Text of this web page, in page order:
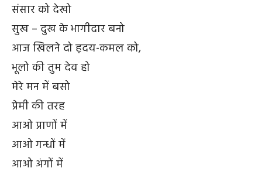
संसार को देखो
सुख – दुख के भागीदार बनो
आज खिलने दो ह़दय-कमल को,
भूलो की तुम देव हो
मेरे मन में बसो
प्रेमी की तरह
आओ प्राणों में
आओ गन्धों में
आओ अंगों में